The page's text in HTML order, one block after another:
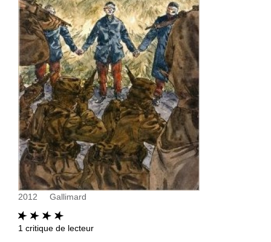
Thématiques
2012 Gallimard
1 critique de lecteur